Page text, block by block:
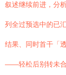
叙述继续前进，分
列全过预选中的已
结果、同时首干「
——轻松后别转未合